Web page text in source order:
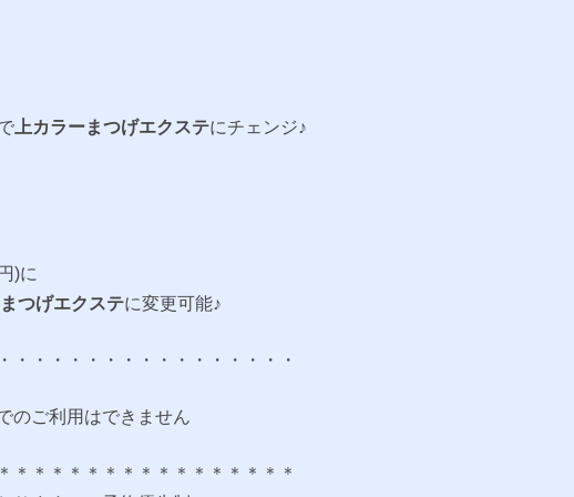
上カラーまつげエクステにチェンジ♪
)に
つげエクステに変更可能♪
・・・・・・・・・・・・・・・・
のご利用はできません
＊＊＊＊＊＊＊＊＊＊＊＊＊＊＊＊